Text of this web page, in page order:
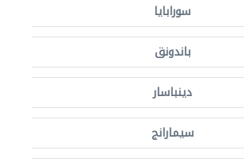
سورابايا
باندونق
دينباسار
سيمارانج